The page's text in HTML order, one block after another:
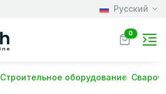
Русский
0
Строительное оборудование